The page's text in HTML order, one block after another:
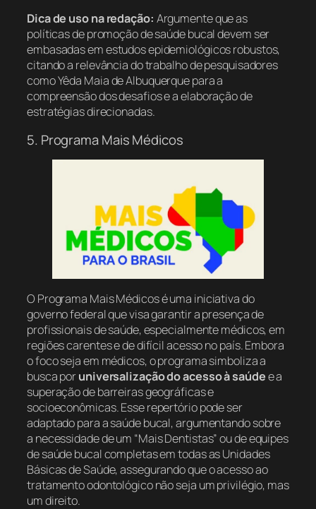
Dica de uso na redação: Argumente que as
políticas de promoção de saúde bucal devem ser
embasadas em estudos epidemiológicos robustos,
citando a relevância do trabalho de pesquisadores
como Yêda Maia de Albuquerque para a
compreensão dos desafios e a elaboração de
estratégias direcionadas.
5. Programa Mais Médicos
O Programa Mais Médicos é uma iniciativa do
governo federal que visa garantir a presença de
profissionais de saúde, especialmente médicos, em
regiões carentes e de difícil acesso no país. Embora
o foco seja em médicos, o programa simboliza a
busca poruniversalização do acesso à saúdee a
superação de barreiras geográficas e
socioeconômicas. Esse repertório pode ser
adaptado para a saúde bucal, argumentando sobre
a necessidade de um “Mais Dentistas” ou de equipes
de saúde bucal completas em todas as Unidades
Básicas de Saúde, assegurando que o acesso ao
tratamento odontológico não seja um privilégio, mas
um direito.